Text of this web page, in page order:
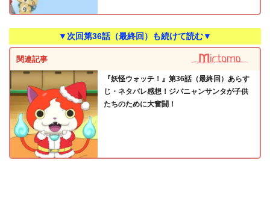
▼次回第36話（最終回）も続けて読む▼
関連記事
『妖怪ウォッチ！』第36話（最終回）あらす
じ・ネタバレ感想！ジバニャンサンタが子供
たちのために大奮闘！